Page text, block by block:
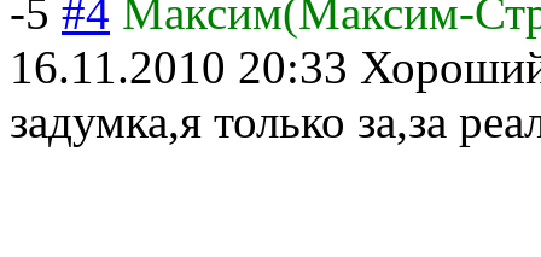
-5 #4 Максим(Максим-
16.11.2010 20:33 Хороший
задумка,я только за,за